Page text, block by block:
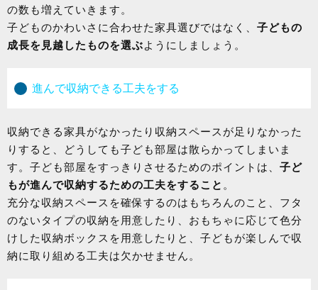
の数も増えていきます。
子どものかわいさに合わせた家具選びではなく、 子どもの
成長を見越したものを選ぶようにしましょう。
進んで収納できる工夫をする
収納できる家具がなかったり収納スペースが足りなかった
りすると、どうしても子ども部屋は散らかってしまいま
す。子ども部屋をすっきりさせるためのポイントは、 子ど
もが進んで収納するための工夫をすること 。
充分な収納スペースを確保するのはもちろんのこと、フタ
のないタイプの収納を用意したり、おもちゃに応じて色分
けした収納ボックスを用意したりと、子どもが楽しんで収
納に取り組める工夫は欠かせません。